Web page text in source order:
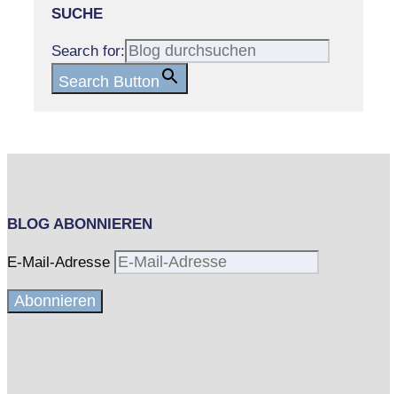
SUCHE
Search for:
Search Button
BLOG ABONNIEREN
E-Mail-Adresse
Abonnieren